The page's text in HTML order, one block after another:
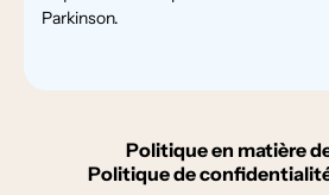
Parkinson.
Politique en matière
Politique de